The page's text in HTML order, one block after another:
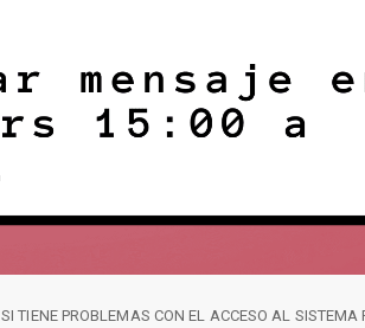
SI TIENE PROBLEMAS CON EL ACCESO AL SISTEMA